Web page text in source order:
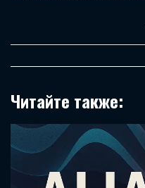
Читайте также: